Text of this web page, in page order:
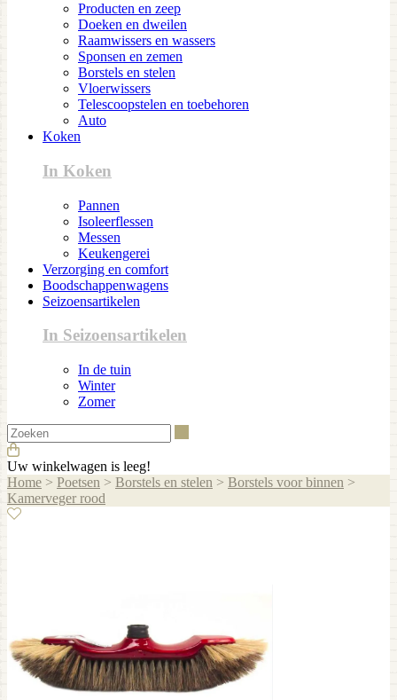
Producten en zeep
Doeken en dweilen
Raamwissers en wassers
Sponsen en zemen
Borstels en stelen
Vloerwissers
Telescoopstelen en toebehoren
Auto
Koken
In Koken
Pannen
Isoleerflessen
Messen
Keukengerei
Verzorging en comfort
Boodschappenwagens
Seizoensartikelen
In Seizoensartikelen
In de tuin
Winter
Zomer
Uw winkelwagen is leeg!
Home > Poetsen > Borstels en stelen > Borstels voor binnen >
Kamerveger rood